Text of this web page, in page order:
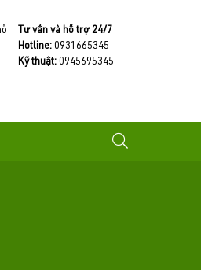
Tư vấn và hỗ trợ 24/7
Hotline:0931665345
Kỹ thuật: 0945695345